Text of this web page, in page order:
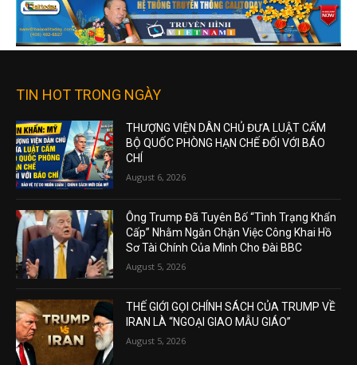
TIN HOT TRONG NGÀY
THƯỢNG VIỆN DÂN CHỦ ĐƯA LUẬT CẤM
BỘ QUỐC PHÒNG HẠN CHẾ ĐỐI VỚI BÁO
CHÍ
August 6, 2026
Ông Trump Đã Tuyên Bố “Tình Trạng Khẩn
Cấp” Nhằm Ngăn Chặn Việc Công Khai Hồ
Sơ Tài Chính Của Mình Cho Đài BBC
August 5, 2026
THẾ GIỚI GỌI CHÍNH SÁCH CỦA TRUMP VỀ
IRAN LÀ “NGOẠI GIAO MẪU GIÁO”
August 5, 2026